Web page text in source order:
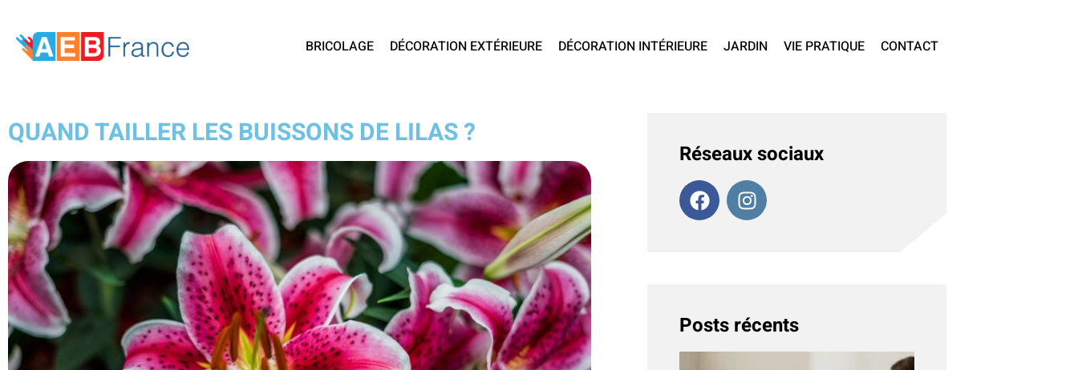
BRICOLAGE DÉCORATION EXTÉRIEURE DÉCORATION INTÉRIEURE JARDIN VIE PRATIQUE CONTACT
QUAND TAILLER LES BUISSONS DE LILAS ?
Réseaux sociaux
Posts récents